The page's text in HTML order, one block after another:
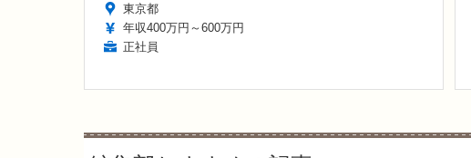
東京都
年収400万円～600万円
正社員